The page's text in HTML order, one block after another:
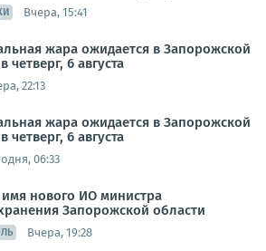
Вчера, 15:41
жара ожидается в Запорожской
четверг, 6 августа
22:13
жара ожидается в Запорожской
четверг, 6 августа
06:33
нового ИО министра
Запорожской области
Вчера, 19:28